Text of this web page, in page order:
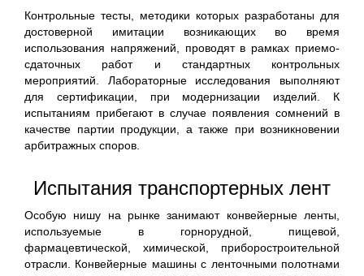
Контрольные тесты, методики которых разработаны для
достоверной имитации возникающих во время
использования напряжений, проводят в рамках приемо-
сдаточных работ и стандартных контрольных
мероприятий. Лабораторные исследования выполняют
для сертификации, при модернизации изделий. К
испытаниям прибегают в случае появления сомнений в
качестве партии продукции, а также при возникновении
арбитражных споров.
Испытания транспортерных лент
Особую нишу на рынке занимают конвейерные ленты,
используемые в горнорудной, пищевой,
фармацевтической, химической, приборостроительной
отрасли. Конвейерные машины с ленточными полотнами